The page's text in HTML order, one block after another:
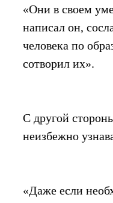
«Они в своем
написал он,
человека по
сотворил их».
С другой
неизбежно
«Даже если